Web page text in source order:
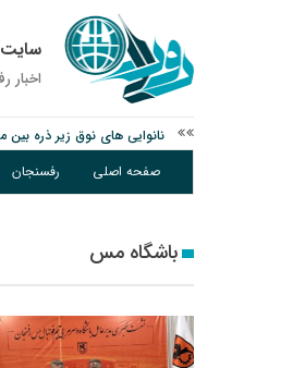
سایت
اخبار
وزارت اطلاعات: ۲۱ مزدور موساد و ۴ شرور مسلح در کرمان بازداشت شدند
توقیف خودروی حامل چوب
صفحه اصلی رفسنجان
باشگاه مس